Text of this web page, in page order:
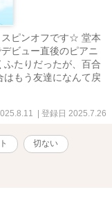
ピンオフです☆ 堂本
ビュー直後のピアニ
たりだったが、百合
もう友達になんて戻
| 登録日 2025.7.26
切ない